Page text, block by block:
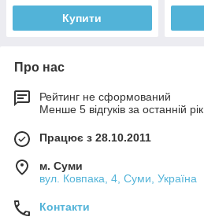
Купити
Про нас
Рейтинг не сформований
Менше 5 відгуків за останній рік
Працює з 28.10.2011
м. Суми
вул. Ковпака, 4, Суми, Україна
Контакти